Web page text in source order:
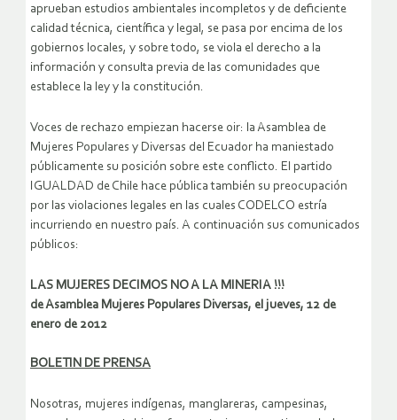
aprueban estudios ambientales incompletos y de deficiente
calidad técnica, científica y legal, se pasa por encima de los
gobiernos locales, y sobre todo, se viola el derecho a la
información y consulta previa de las comunidades que
establece la ley y la constitución.
Voces de rechazo empiezan hacerse oir: la Asamblea de
Mujeres Populares y Diversas del Ecuador ha maniestado
públicamente su posición sobre este conflicto. El partido
IGUALDAD de Chile hace pública también su preocupación
por las violaciones legales en las cuales CODELCO estría
incurriendo en nuestro país. A continuación sus comunicados
públicos:
LAS MUJERES DECIMOS NO A LA MINERIA !!!
de Asamblea Mujeres Populares Diversas, el jueves, 12 de
enero de 2012
BOLETIN DE PRENSA
Nosotras, mujeres indígenas, manglareras, campesinas,